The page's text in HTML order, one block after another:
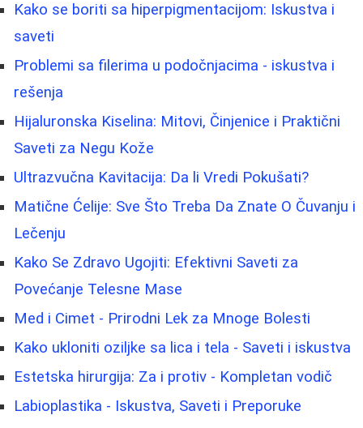
Kako se boriti sa hiperpigmentacijom: Iskustva i
saveti
Problemi sa filerima u podočnjacima - iskustva i
rešenja
Hijaluronska Kiselina: Mitovi, Činjenice i Praktični
Saveti za Negu Kože
Ultrazvučna Kavitacija: Da li Vredi Pokušati?
Matične Ćelije: Sve Što Treba Da Znate O Čuvanju i
Lečenju
Kako Se Zdravo Ugojiti: Efektivni Saveti za
Povećanje Telesne Mase
Med i Cimet - Prirodni Lek za Mnoge Bolesti
Kako ukloniti oziljke sa lica i tela - Saveti i iskustva
Estetska hirurgija: Za i protiv - Kompletan vodič
Labioplastika - Iskustva, Saveti i Preporuke